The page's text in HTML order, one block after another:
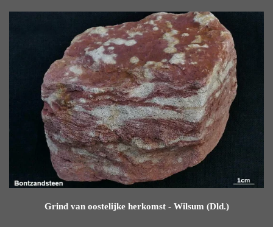
Grind van oostelijke herkomst - Wilsum (Dld.)